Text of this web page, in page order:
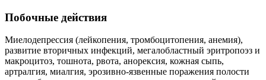
Побочные действия
Миелодепрессия (лейкопения, тромбоцитопения, анемия),
развитие вторичных инфекций, мегалобластный эритропоэз и
макроцитоз, тошнота, рвота, анорексия, кожная сыпь,
артралгия, миалгия, эрозивно-язвенные поражения полости